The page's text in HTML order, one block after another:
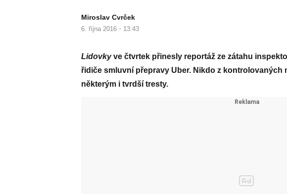
Miroslav Cvrček
6. října 2016 · 13:43
Lidovkyve čtvrtek přinesly reportáž ze zátahu
řidiče smluvní přepravy Uber. Nikdo z kontrolovaných
některým i tvrdší tresty.